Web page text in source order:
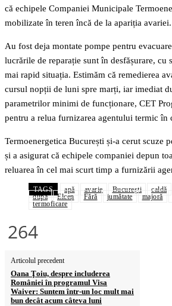
că echipele Companiei Municipale
mobilizate în teren încă de la apariția avariei.
Au fost deja montate pompe pentru
lucrările de reparație sunt în desfășurare, cu
mai rapid situația. Estimăm că remedierea
cursul nopții de luni spre marți, iar imediat
parametrilor minimi de funcționare, CET
pentru a relua furnizarea agentului termic în
Termoenergetica București și-a cerut scuze
și a asigurat că echipele companiei depun
reluarea în cel mai scurt timp a furnizării
TAGS apă avarie București caldă
după
Elcen Fără jumătate majoră
termoficare
264
Articolul precedent
Oana Ţoiu, despre includerea
României în programul Visa
Waiver: Suntem într-un loc mult mai
bun decât acum câteva luni